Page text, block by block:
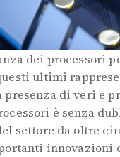
dei processori
ultimi
presenza di veri e
è senza
settore da oltre
innovazioni